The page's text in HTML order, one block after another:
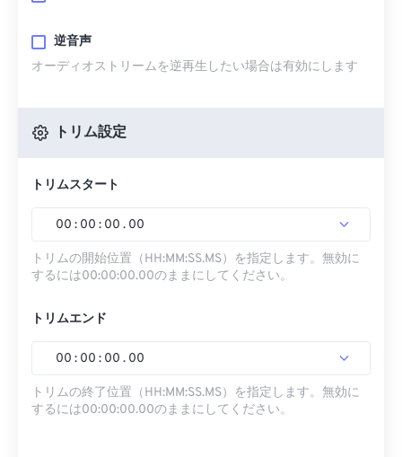
逆音声
オーディオストリームを逆再生したい場合は有効にします
トリム設定
トリムスタート
00 : 00 : 00 . 00
トリムの開始位置（HH:MM:SS.MS）を指定します。無効に
するには00:00:00.00のままにしてください。
トリムエンド
00 : 00 : 00 . 00
トリムの終了位置（HH:MM:SS.MS）を指定します。無効に
するには00:00:00.00のままにしてください。